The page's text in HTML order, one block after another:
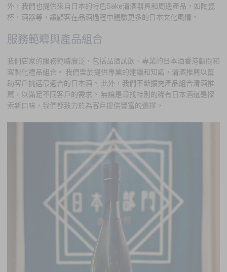
外，我們也提供來自日本的特色Sake清酒器具和周邊產品，如陶瓷
杯、酒器等，讓顧客在品酒過程中體驗更多的日本文化風情。
服務範疇與產品組合
我們店家的服務範疇廣泛，包括品酒試飲、專業的日本酒香港顧問和
客製化禮品組合。 我們樂於提供專業的建議和知識，清酒推薦以幫
助客戶挑選最適合的日本酒。 此外，我們不斷擴充產品組合清酒推
薦，以滿足不同客戶的需求。 無論是尋找特別的稀有日本酒還是探
索新口味，我們都致力於為客戶提供豐富的選擇。